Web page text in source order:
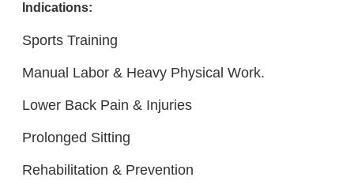
Indications:
Sports Training
Manual Labor & Heavy Physical Work.
Lower Back Pain & Injuries
Prolonged Sitting
Rehabilitation & Prevention